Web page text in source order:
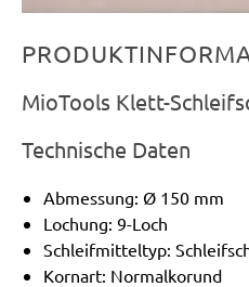
MioTools Klett-
Technische Daten
Abmessung: Ø 150 mm
Lochung: 9-Loch
Schleifmitteltyp:
Kornart: Normalkorund